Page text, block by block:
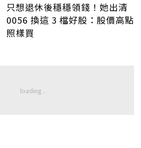
只想退休後穩穩領錢！她出清
0056 換這 3 檔好股：股價高點
照樣買